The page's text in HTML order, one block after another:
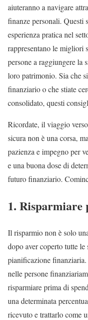
aiuteranno a navigare
finanze personali. Questi
esperienza pratica nel
rappresentano le migliori
persone a raggiungere la
loro patrimonio. Sia che
finanziario o che stiate
consolidato, questi
Ricordate, il viaggio
sicura non è una corsa,
pazienza e impegno per
e una buona dose di
futuro finanziario.
1. Risparmiare
Il risparmio non è solo
dopo aver coperto tutte le
pianificazione
nelle persone
risparmiare prima di
una determinata
ricevuto e trattarlo come